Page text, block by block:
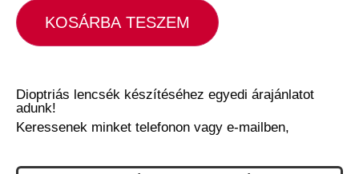
KOSÁRBA TESZEM
Dioptriás lencsék készítéséhez egyedi árajánlatot
adunk!
Keressenek minket telefonon vagy e-mailben,